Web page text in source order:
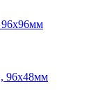
96x96мм
96x48мм